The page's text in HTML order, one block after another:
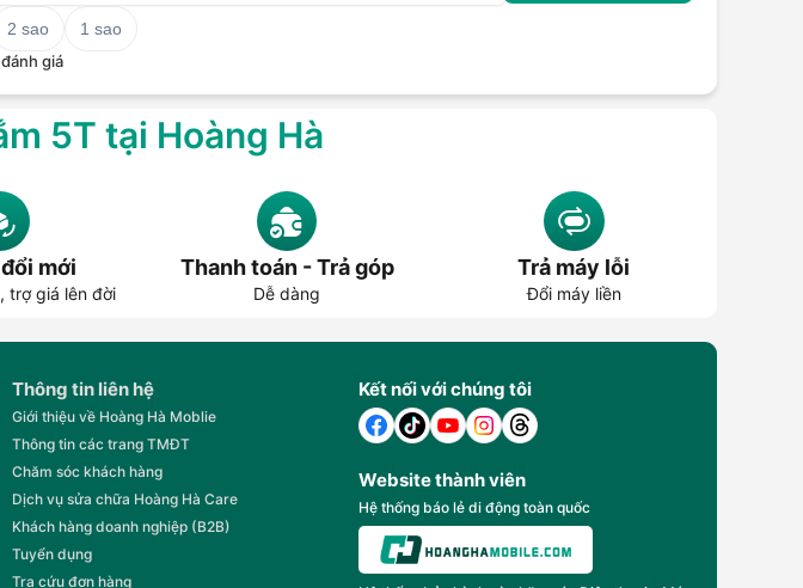
2 sao
1 sao
giá
5T tại Hoàng Hà
mới
trợ giá lên đời
Thanh toán - Trả góp
Dễ dàng
Trả máy lỗi
Đổi máy liền
Thông tin liên hệ
Giới thiệu về Hoàng Hà Moblie
Thông tin các trang TMĐT
Chăm sóc khách hàng
Dịch vụ sửa chữa Hoàng Hà Care
Khách hàng doanh nghiệp (B2B)
Tuyển dụng
Tra cứu đơn hàng
Kết nối với chúng tôi
Website thành viên
Hệ thống báo lẻ di động toàn quốc